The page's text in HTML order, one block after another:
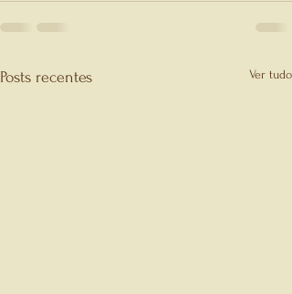
Posts recentes Ver tudo